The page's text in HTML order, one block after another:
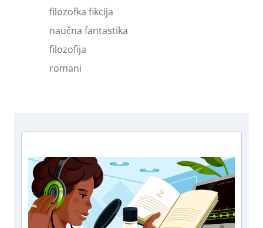
filozofka fikcija
naučna fantastika
filozofija
romani